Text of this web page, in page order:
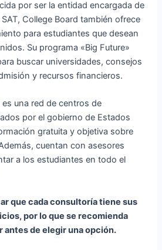
por ser la entidad encargada de
College Board también ofrece
para estudiantes que desean
Su programa «Big Future»
buscar universidades, consejos
y recursos financieros.
una red de centros de
por el gobierno de Estados
gratuita y objetiva sobre
cuentan con asesores
a los estudiantes en todo el
que cada consultoría tiene sus
por lo que se recomienda
antes de elegir una opción.